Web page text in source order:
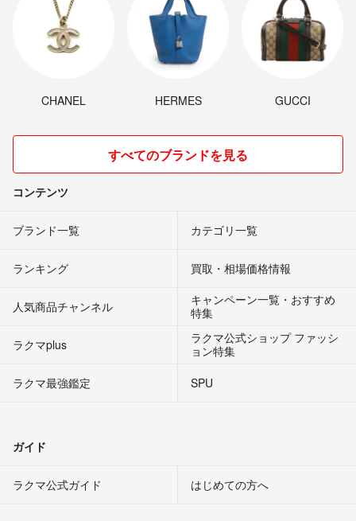
CHANEL HERMES GUCCI
すべてのブランドを見る
コンテンツ
ブランド一覧 カテゴリ一覧
ランキング 買取・相場価格情報
人気商品チャンネル
キャンペーン一覧・おすすめ
特集
ラクマplus
ラクマ公式ショップ ファッシ
ョン特集
ラクマ最強鑑定
SPU
ガイド
ラクマ公式ガイド はじめての方へ